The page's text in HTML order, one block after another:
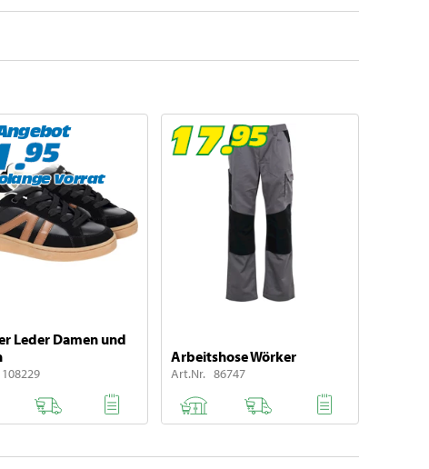
Vorrat
Leder Damen und
Arbeitshose Wörker
Art.Nr. 86747